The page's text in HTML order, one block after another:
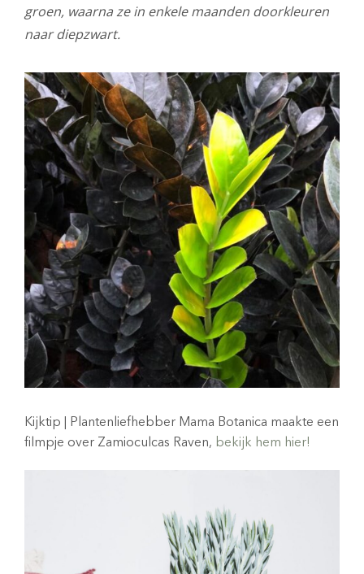
groen, waarna ze in enkele maanden doorkleuren
naar diepzwart.
Kijktip | Plantenliefhebber Mama Botanica maakte een
filmpje over Zamioculcas Raven, bekijk hem hier!